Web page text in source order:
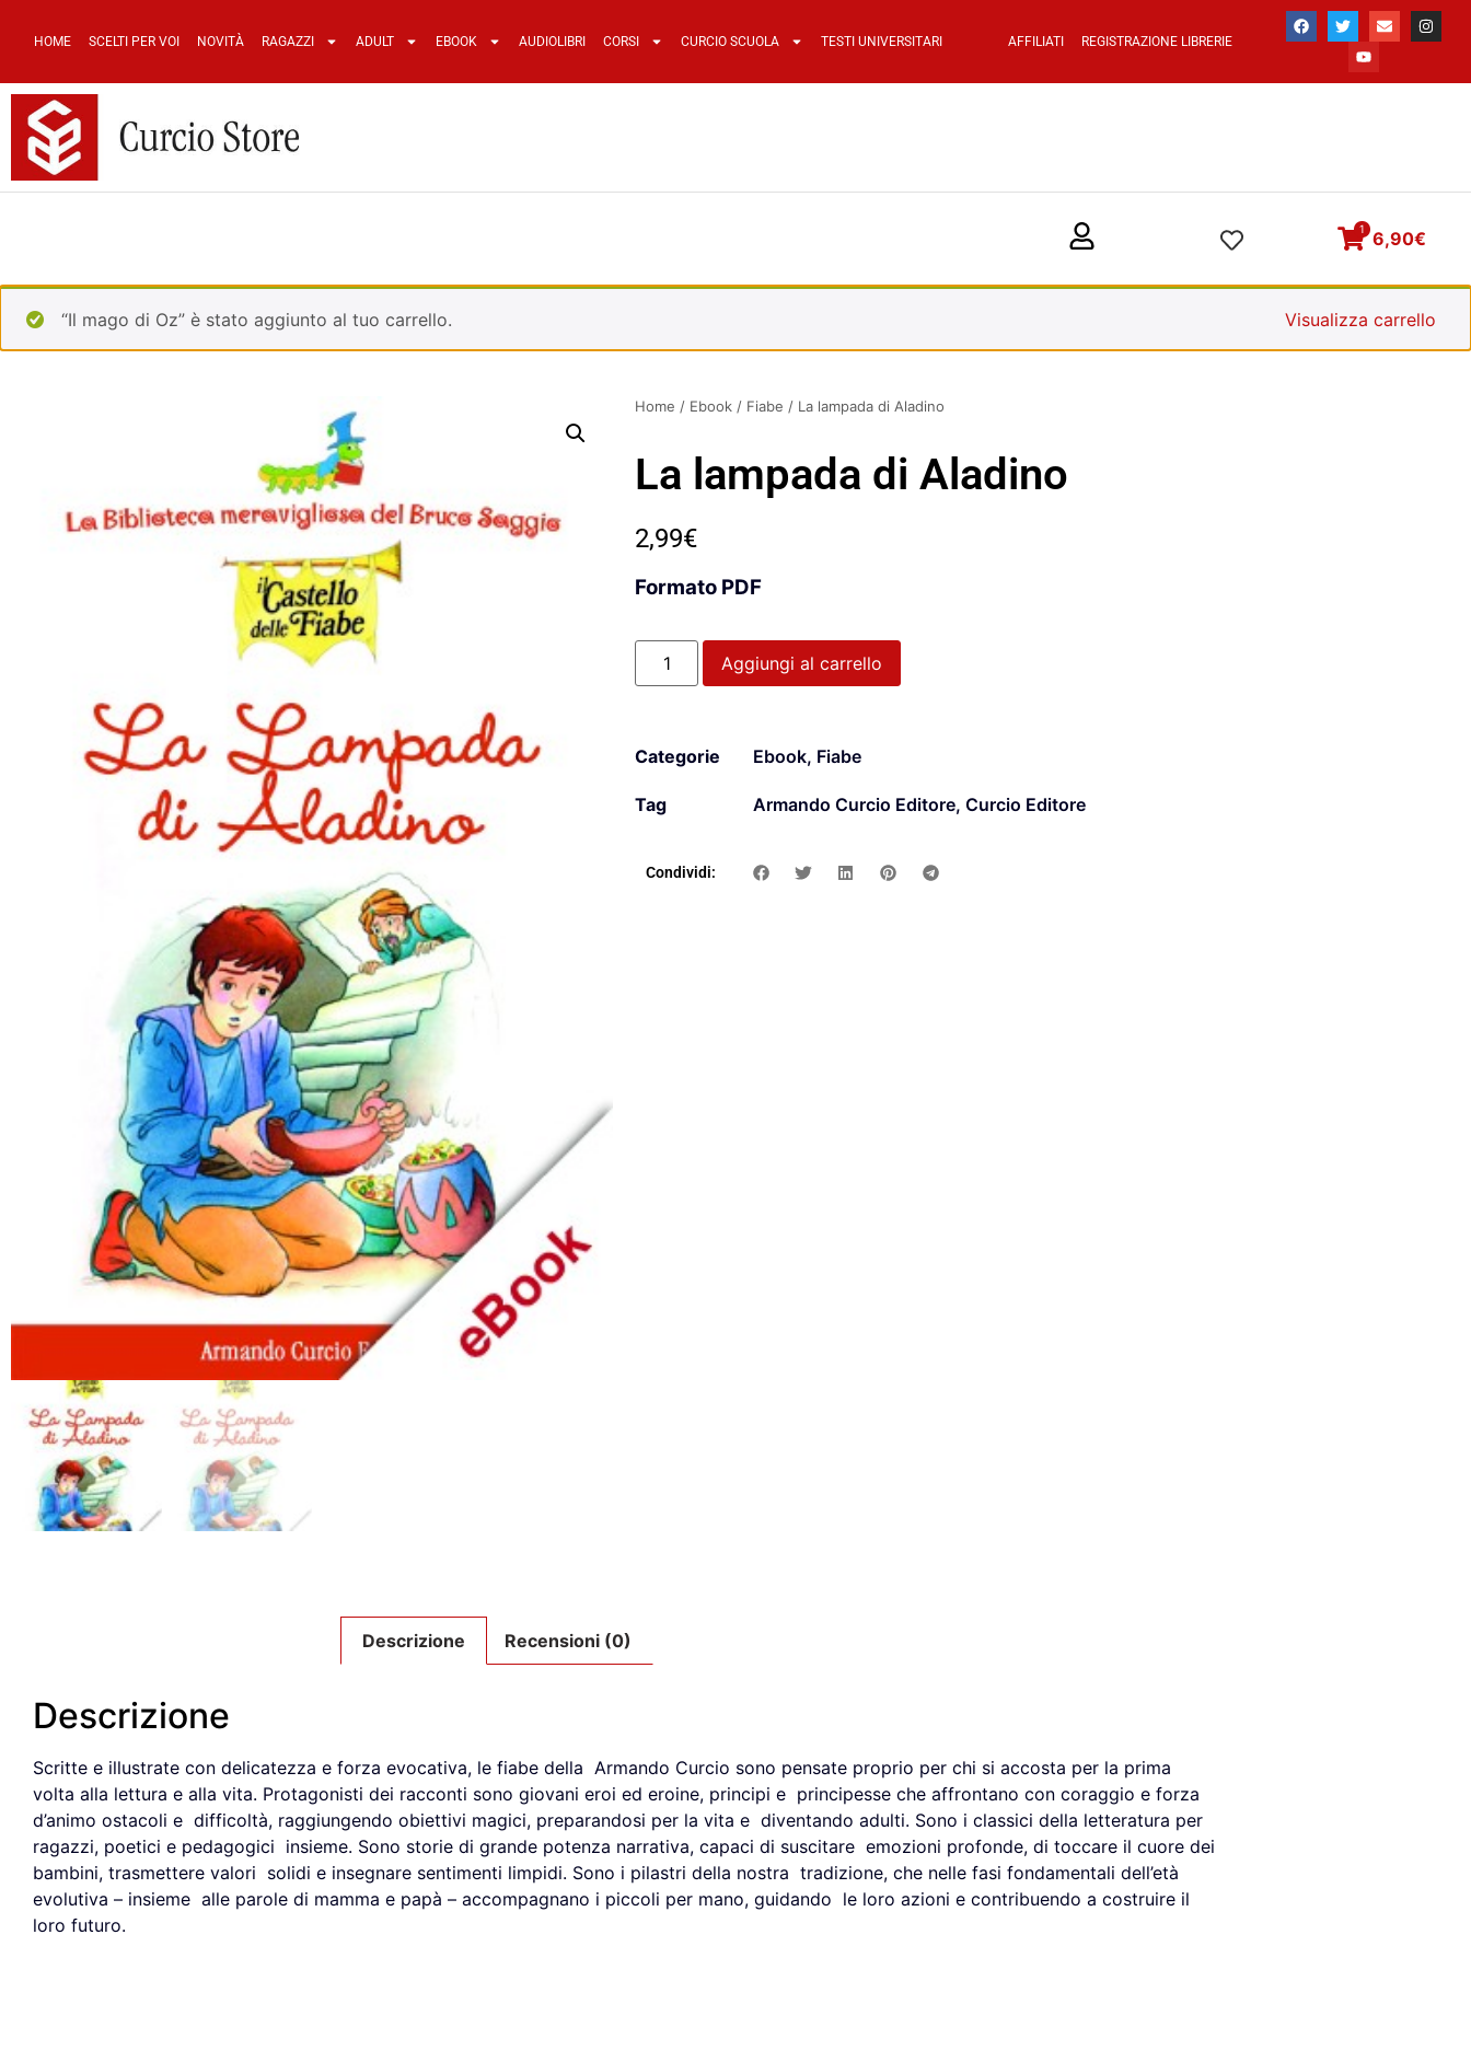
HOME SCELTI PER VOI NOVITÀ RAGAZZI ADULT EBOOK AUDIOLIBRI CORSI CURCIO SCUOLA TESTI UNIVERSITARI AFFILIATI REGISTRAZIONE LIBRERIE
6,90€
1
“Il mago di Oz” è stato aggiunto al tuo carrello. Visualizza carrello
Home / Ebook / Fiabe / La lampada di Aladino
La lampada di Aladino
2,99€
Formato PDF
Aggiungi al carrello
Categorie Ebook, Fiabe
Tag Armando Curcio Editore, Curcio Editore
Condividi:
Descrizione Recensioni (0)
Descrizione
Scritte e illustrate con delicatezza e forza evocativa, le fiabe della Armando Curcio sono pensate proprio per chi si accosta per la prima
volta alla lettura e alla vita. Protagonisti dei racconti sono giovani eroi ed eroine, principi e principesse che affrontano con coraggio e forza
d’animo ostacoli e difficoltà, raggiungendo obiettivi magici, preparandosi per la vita e diventando adulti. Sono i classici della letteratura per
ragazzi, poetici e pedagogici insieme. Sono storie di grande potenza narrativa, capaci di suscitare emozioni profonde, di toccare il cuore dei
bambini, trasmettere valori solidi e insegnare sentimenti limpidi. Sono i pilastri della nostra tradizione, che nelle fasi fondamentali dell’età
evolutiva – insieme alle parole di mamma e papà – accompagnano i piccoli per mano, guidando le loro azioni e contribuendo a costruire il
loro futuro.